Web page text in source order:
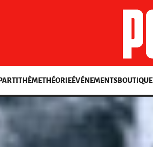
THÈMETHÉORIEÉVÉNEMENTSBOUTIQUE